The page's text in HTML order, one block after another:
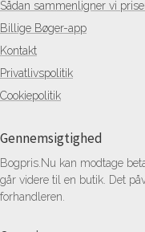
Sådan sammenligner vi
Billige Bøger-app
Kontakt
Privatlivspolitik
Cookiepolitik
Gennemsigtighed
Bogpris.Nu kan modtage
går videre til en butik. Det
forhandleren.